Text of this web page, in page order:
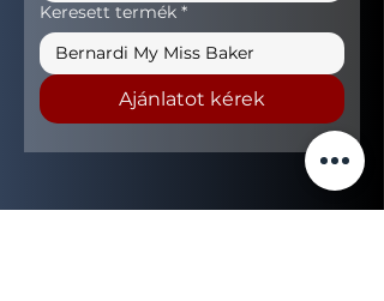
Keresett termék *
Ajánlatot kérek